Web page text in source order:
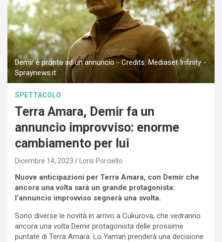
Demir è pronta ad un annuncio - Credits: Mediaset Infinity -
Spraynews.it
SPETTACOLO
Terra Amara, Demir fa un
annuncio improvviso: enorme
cambiamento per lui
Dicembre 14, 2023 Loris Porciello
Nuove anticipazioni per Terra Amara, con Demir che
ancora una volta sarà un grande protagonista:
l’annuncio improvviso segnerà una svolta.
Sono diverse le novità in arrivo a Cukurova, che vedranno
ancora una volta Demir protagonista delle prossime
puntate di Terra Amara. Lo Yaman prenderà una decisione